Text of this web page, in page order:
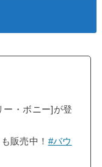
・ボニー]が登
販売中！ #バウ